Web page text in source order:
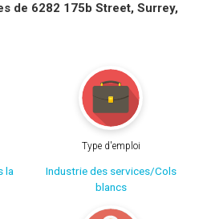
de 6282 175b Street, Surrey,
la
Type d'emploi
Industrie des services/Cols
blancs